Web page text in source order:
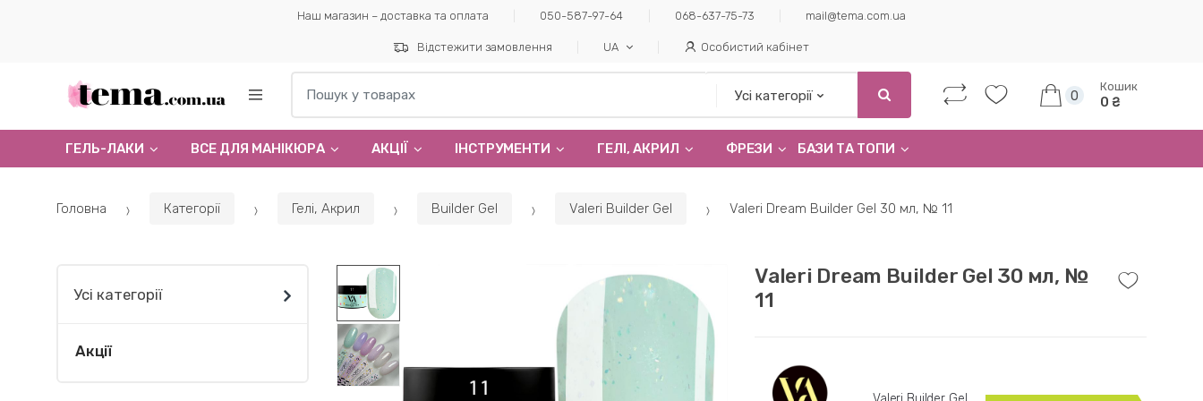
Наш магазин – доставка та оплата 050-587-97-64 068-637-75-73 mail@tema.com.ua
Відстежити замовлення UA Особистий кабінет
0
Кошик
0 ₴
ГЕЛЬ-ЛАКИ ВСЕ ДЛЯ МАНІКЮРА АКЦІЇ ІНСТРУМЕНТИ ГЕЛI, АКРИЛ ФРЕЗИ БАЗИ ТА ТОПИ
Головна Категорії Гелi, Акрил Builder Gel Valeri Builder Gel Valeri Dream Builder Gel 30 мл, № 11
Valeri Dream Builder Gel 30 мл, №
11
Усі категорії
Акції